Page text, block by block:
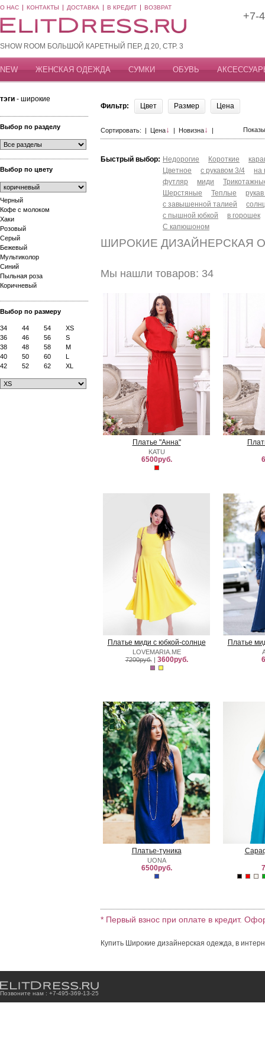
О НАС КОНТАКТЫ ДОСТАВКА В КРЕДИТ ВОЗВРАТ
SHOW ROOM БОЛЬШОЙ КАРЕТНЫЙ ПЕР, Д 20, СТР. 3
+7-
NEW ЖЕНСКАЯ ОДЕЖДА СУМКИ ОБУВЬ
тэги - широкие
Выбор по разделу
Выбор по цвету
Черный
Кофе с молоком
Хаки
Розовый
Серый
Бежевый
Мультиколор
Синий
Пыльная роза
Коричневый
Выбор по размеру
34 44 54
XS
36
46 56
S
38
48 58
M
40
50 60
L
42
52 62 XL
Фильтр: Цвет Размер Цена
Сортировать: | Цена↓ | Новизна↓ |
Быстрый выбор: Недорогие Короткие
Цветное
с рукавом 3/4
на
футляр
миди
Шерстяные
Теплые
с завышенной талией
с пышной юбкой
в горошек
С капюшоном
ШИРОКИЕ ДИЗАЙНЕРСКАЯ
Мы нашли товаров: 34
Платье "Анна"
KATU
6500руб.
Платье миди с юбкой-солнце
LOVEMARIA.ME
7200руб.| 3600руб.
Платье
Платье-туника
UONA
6500руб.
* Первый взнос при оплате в кредит.
Купить Широкие дизайнерская одежда, в
Позвоните нам : +7-495-369-13-25